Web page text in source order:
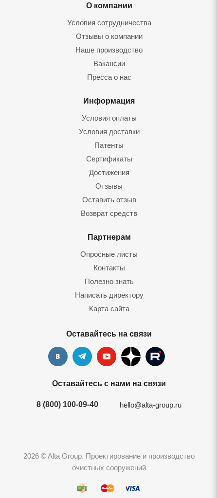
О компании
Условия сотрудничества
Отзывы о компании
Наше производство
Вакансии
Пресса о нас
Информация
Условия оплаты
Условия доставки
Патенты
Сертификаты
Достижения
Отзывы
Оставить отзыв
Возврат средств
Партнерам
Опросные листы
Контакты
Полезно знать
Написать директору
Карта сайта
Оставайтесь на связи
Оставайтесь с нами на связи
8 (800) 100-09-40 hello@alta-group.ru
2026 © Alta Group. Проектирование и производство
очистных сооружений